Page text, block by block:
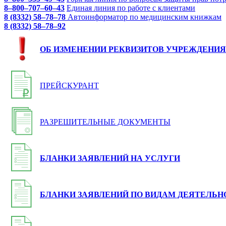
8–800–707–60–43 Единая линия по работе с клиентами
8 (8332) 58–78–78 Автоинформатор по медицинским книжкам
8 (8332) 58–78–92
ОБ ИЗМЕНЕНИИ РЕКВИЗИТОВ УЧРЕЖДЕНИЯ
ПРЕЙСКУРАНТ
РАЗРЕШИТЕЛЬНЫЕ ДОКУМЕНТЫ
БЛАНКИ ЗАЯВЛЕНИЙ НА УСЛУГИ
БЛАНКИ ЗАЯВЛЕНИЙ ПО ВИДАМ